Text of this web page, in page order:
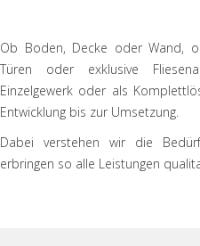
Ob Boden, Decke oder Wand,
Türen oder exklusive
Einzelgewerk oder als
Entwicklung bis zur Umsetzung.
Dabei verstehen wir die
erbringen so alle Leistungen